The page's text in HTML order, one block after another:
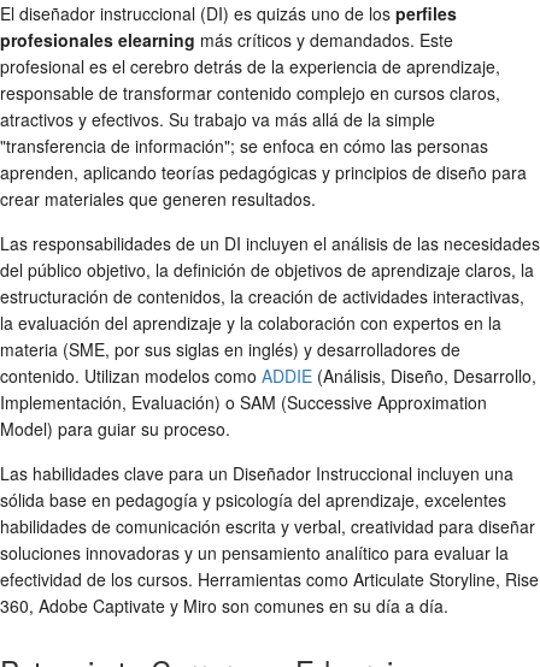
El diseñador instruccional (DI) es quizás uno de los perfiles
profesionales elearning más críticos y demandados. Este
profesional es el cerebro detrás de la experiencia de aprendizaje,
responsable de transformar contenido complejo en cursos claros,
atractivos y efectivos. Su trabajo va más allá de la simple
"transferencia de información"; se enfoca en cómo las personas
aprenden, aplicando teorías pedagógicas y principios de diseño para
crear materiales que generen resultados.
Las responsabilidades de un DI incluyen el análisis de las necesidades
del público objetivo, la definición de objetivos de aprendizaje claros, la
estructuración de contenidos, la creación de actividades interactivas,
la evaluación del aprendizaje y la colaboración con expertos en la
materia (SME, por sus siglas en inglés) y desarrolladores de
contenido. Utilizan modelos como ADDIE (Análisis, Diseño, Desarrollo,
Implementación, Evaluación) o SAM (Successive Approximation
Model) para guiar su proceso.
Las habilidades clave para un Diseñador Instruccional incluyen una
sólida base en pedagogía y psicología del aprendizaje, excelentes
habilidades de comunicación escrita y verbal, creatividad para diseñar
soluciones innovadoras y un pensamiento analítico para evaluar la
efectividad de los cursos. Herramientas como Articulate Storyline, Rise
360, Adobe Captivate y Miro son comunes en su día a día.